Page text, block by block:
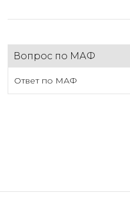
Вопрос по МАФ
Ответ по МАФ